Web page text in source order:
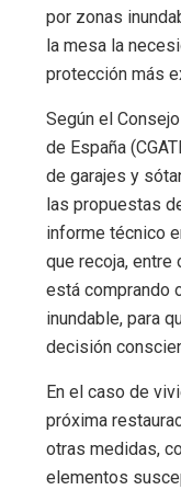
por zonas
la mesa la
protección más
Según el
de España
de garajes y
las propuestas
informe técnico
que recoja, entre
está comprando
inundable, para
decisión
En el caso de
próxima
otras medidas,
elementos